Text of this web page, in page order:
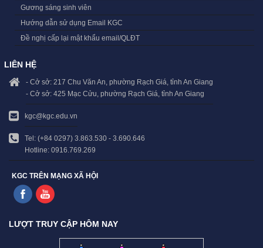
Gương sáng sinh viên
Hướng dẫn sử dụng Email KGC
Đề nghị cấp lại mật khẩu email/QLĐT
LIÊN HỆ
- Cở sở: 217 Chu Văn An, phường Rạch Giá, tỉnh An Giang
- Cở sở: 425 Mạc Cửu, phường Rạch Giá, tỉnh An Giang
kgc@kgc.edu.vn
Tel: (+84 0297) 3.863.530 - 3.690.646
Hotline: 0916.769.269
KGC TRÊN MẠNG XÃ HỘI
LƯỢT TRUY CẬP HÔM NAY